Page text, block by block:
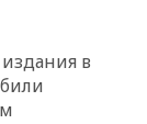
В Госдуму будет
об
в